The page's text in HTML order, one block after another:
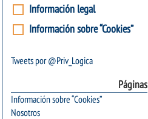
Información legal
Información sobre “Cookies”
Tweets por @Priv_Logica
Páginas
Información sobre “Cookies”
Nosotros